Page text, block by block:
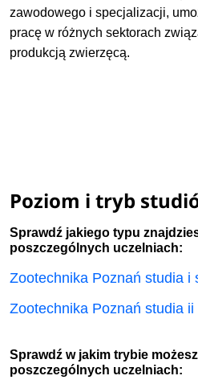
zawodowego i specjalizacji,
pracę w różnych sektorach
produkcją zwierzęcą.
Poziom i tryb
Sprawdź jakiego typu
poszczególnych uczelniach:
Zootechnika Poznań studia i
Zootechnika Poznań studia ii
Sprawdź w jakim trybie
poszczególnych uczelniach: